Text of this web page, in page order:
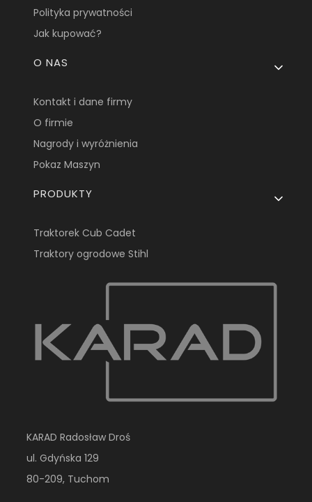
Polityka prywatności
Jak kupować?
O NAS
Kontakt i dane firmy
O firmie
Nagrody i wyróżnienia
Pokaz Maszyn
PRODUKTY
Traktorek Cub Cadet
Traktory ogrodowe Stihl
KARAD Radosław Droś
ul. Gdyńska 129
80-209, Tuchom